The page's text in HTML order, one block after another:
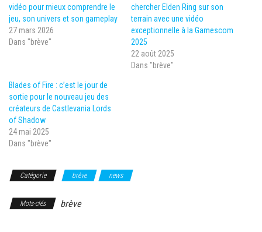
vidéo pour mieux comprendre le
jeu, son univers et son gameplay
27 mars 2026
Dans "brève"
chercher Elden Ring sur son
terrain avec une vidéo
exceptionnelle à la Gamescom
2025
22 août 2025
Dans "brève"
Blades of Fire : c’est le jour de
sortie pour le nouveau jeu des
créateurs de Castlevania Lords
of Shadow
24 mai 2025
Dans "brève"
Catégorie brève news
Mots-clés brève